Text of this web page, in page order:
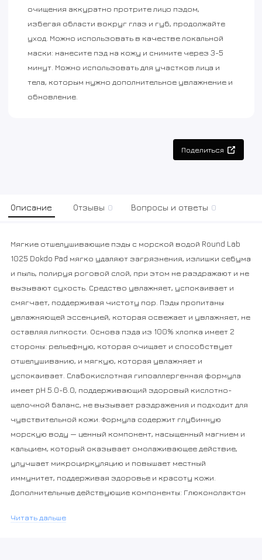
очищения аккуратно протрите лицо пэдом,
избегая области вокруг глаз и губ, продолжайте
уход. Можно использовать в качестве локальной
маски: нанесите пэд на кожу и снимите через 3-5
минут. Можно использовать для участков лица и
тела, которым нужно дополнительное увлажнение и
обновление.
Поделиться
Описание Отзывы 0 Вопросы и ответы 0
Мягкие отшелушивающие пэды с морской водой Round Lab
1025 Dokdo Pad мягко удаляют загрязнения, излишки себума
и пыль, полируя роговой слой, при этом не раздражают и не
вызывают сухость. Средство увлажняет, успокаивает и
смягчает, поддерживая чистоту пор. Пэды пропитаны
увлажняющей эссенцией, которая освежает и увлажняет, не
оставляя липкости. Основа пэда из 100% хлопка имеет 2
стороны: рельефную, которая очищает и способствует
отшелушиванию, и мягкую, которая увлажняет и
успокаивает. Слабокислотная гипоаллергенная формула
имеет pH 5.0-6.0, поддерживающий здоровый кислотно-
щелочной баланс, не вызывает раздражения и подходит для
чувствительной кожи. Формула содержит глубинную
морскую воду — ценный компонент, насыщенный магнием и
кальцием, который оказывает омолаживающее действие,
улучшает микроциркуляцию и повышает местный
иммунитет, поддерживая здоровье и красоту кожи.
Дополнительные действующие компоненты: Глюконолактон
выравнивает микрорельеф и осветляет пигментацию,
Читать дальше